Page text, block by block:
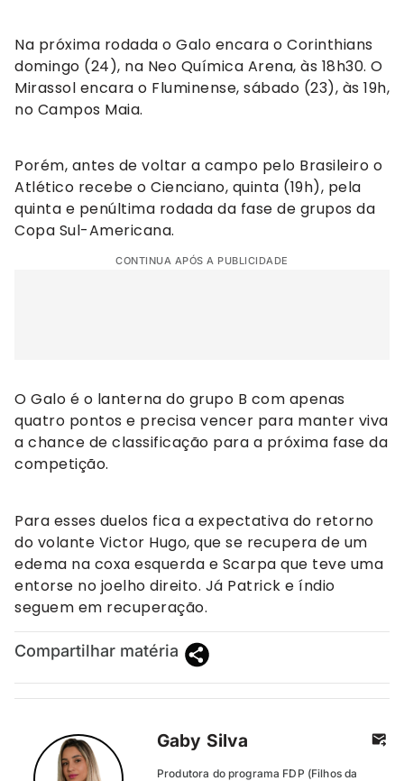
Na próxima rodada o Galo encara o Corinthians
domingo (24), na Neo Química Arena, às 18h30. O
Mirassol encara o Fluminense, sábado (23), às 19h,
no Campos Maia.
Porém, antes de voltar a campo pelo Brasileiro o
Atlético recebe o Cienciano, quinta (19h), pela
quinta e penúltima rodada da fase de grupos da
Copa Sul-Americana.
CONTINUA APÓS A PUBLICIDADE
O Galo é o lanterna do grupo B com apenas
quatro pontos e precisa vencer para manter viva
a chance de classificação para a próxima fase da
competição.
Para esses duelos fica a expectativa do retorno
do volante Victor Hugo, que se recupera de um
edema na coxa esquerda e Scarpa que teve uma
entorse no joelho direito. Já Patrick e índio
seguem em recuperação.
Compartilhar matéria
Gaby Silva
Produtora do programa FDP (Filhos da